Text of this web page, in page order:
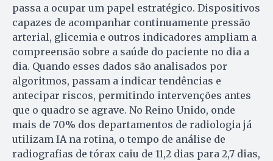
passa a ocupar um papel estratégico. Dispositivos
capazes de acompanhar continuamente pressão
arterial, glicemia e outros indicadores ampliam a
compreensão sobre a saúde do paciente no dia a
dia. Quando esses dados são analisados por
algoritmos, passam a indicar tendências e
antecipar riscos, permitindo intervenções antes
que o quadro se agrave. No Reino Unido, onde
mais de 70% dos departamentos de radiologia já
utilizam IA na rotina, o tempo de análise de
radiografias de tórax caiu de 11,2 dias para 2,7 dias,